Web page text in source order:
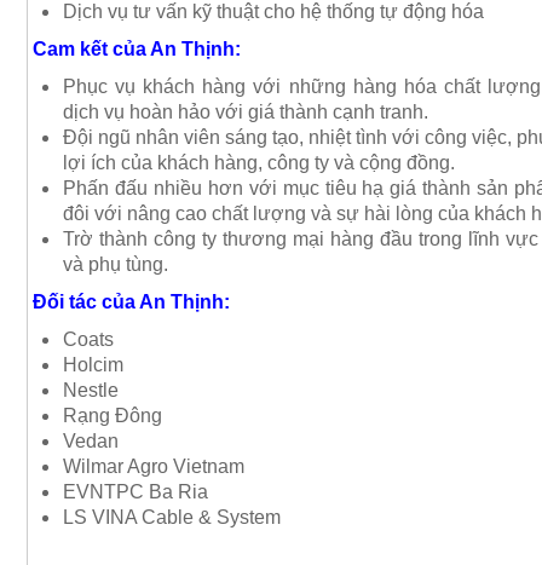
Dịch vụ tư vấn kỹ thuật cho hệ thống tự động hóa
Cam kết của An Thịnh:
Phục vụ khách hàng với những hàng hóa chất
dịch vụ hoàn hảo với giá thành cạnh tranh.
Đội ngũ nhân viên sáng tạo, nhiệt tình với công việc,
lợi ích của khách hàng, công ty và cộng đồng.
Phấn đấu nhiều hơn với mục tiêu hạ giá thành sản
đôi với nâng cao chất lượng và sự hài lòng của khách
Trờ thành công ty thương mại hàng đầu trong lĩnh
và phụ tùng.
Đối tác của An Thịnh:
Coats
Holcim
Nestle
Rạng Đông
Vedan
Wilmar Agro Vietnam
EVNTPC Ba Ria
LS VINA Cable & System